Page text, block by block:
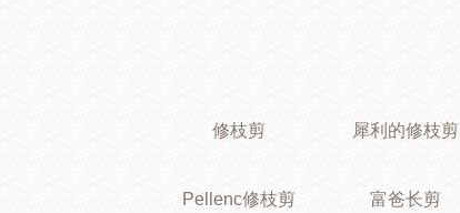
修枝剪 犀利的修枝剪
Pellenc修枝剪 富爸长剪